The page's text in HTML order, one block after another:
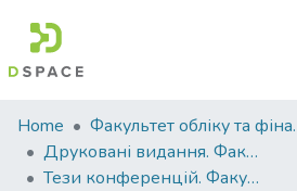
Communities
&
Collections
Home
Друковані видання. Факультет обліку та фінансів
Тези конференцій. Факультет обліку та фінансів